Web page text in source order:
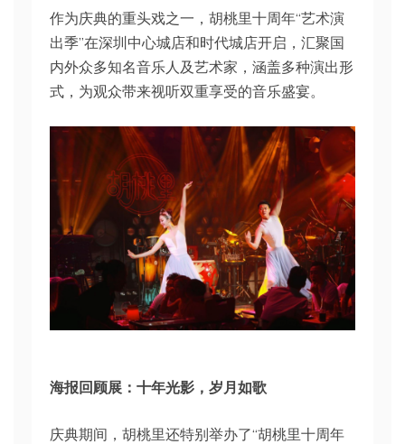
作为庆典的重头戏之一，胡桃里十周年“艺术演
出季”在深圳中心城店和时代城店开启，汇聚国
内外众多知名音乐人及艺术家，涵盖多种演出形
式，为观众带来视听双重享受的音乐盛宴。
海报回顾展：十年光影，岁月如歌
庆典期间，胡桃里还特别举办了“胡桃里十周年